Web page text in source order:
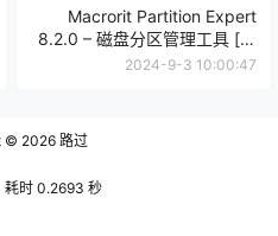
Macrorit Partition Expert
8.2.0 – 磁盘分区管理工具 [单
文件版]
2024-9-3 10:00:47
© 2026 路过
耗时 0.2693 秒